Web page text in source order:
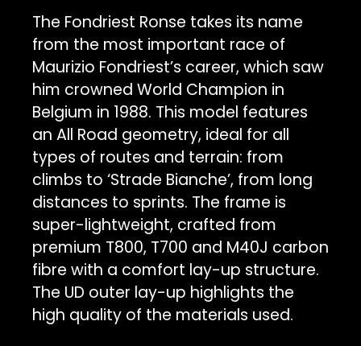
The Fondriest Ronse takes its name
from the most important race of
Maurizio Fondriest’s career, which saw
him crowned World Champion in
Belgium in 1988. This model features
an All Road geometry, ideal for all
types of routes and terrain: from
climbs to ‘Strade Bianche’, from long
distances to sprints. The frame is
super-lightweight, crafted from
premium T800, T700 and M40J carbon
fibre with a comfort lay-up structure.
The UD outer lay-up highlights the
high quality of the materials used.